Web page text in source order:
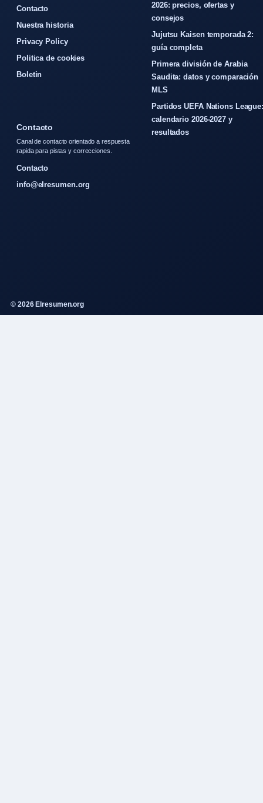
Contacto
Nuestra historia
Privacy Policy
Politica de cookies
Boletin
2026: precios, ofertas y
consejos
Jujutsu Kaisen temporada 2:
guía completa
Primera división de Arabia
Saudita: datos y comparación
MLS
Partidos UEFA Nations
calendario 2026-2027 y
resultados
Contacto
Canal de contacto orientado a respuesta
rapida para pistas y correcciones.
Contacto
info@elresumen.org
© 2026 Elresumen.org